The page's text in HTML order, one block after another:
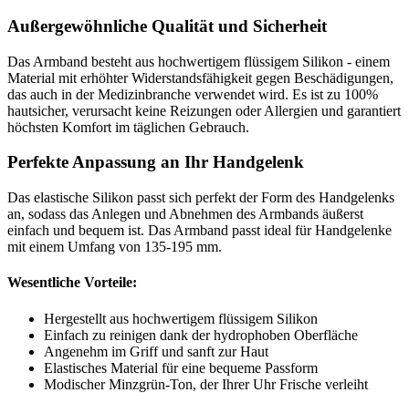
Außergewöhnliche Qualität und Sicherheit
Das Armband besteht aus hochwertigem flüssigem Silikon - einem
Material mit erhöhter Widerstandsfähigkeit gegen Beschädigungen,
das auch in der Medizinbranche verwendet wird. Es ist zu 100%
hautsicher, verursacht keine Reizungen oder Allergien und garantiert
höchsten Komfort im täglichen Gebrauch.
Perfekte Anpassung an Ihr Handgelenk
Das elastische Silikon passt sich perfekt der Form des Handgelenks
an, sodass das Anlegen und Abnehmen des Armbands äußerst
einfach und bequem ist. Das Armband passt ideal für Handgelenke
mit einem Umfang von 135-195 mm.
Wesentliche Vorteile:
Hergestellt aus hochwertigem flüssigem Silikon
Einfach zu reinigen dank der hydrophoben Oberfläche
Angenehm im Griff und sanft zur Haut
Elastisches Material für eine bequeme Passform
Modischer Minzgrün-Ton, der Ihrer Uhr Frische verleiht